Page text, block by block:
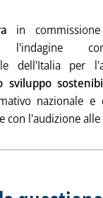
in
l'indagine
dell'Italia per
sviluppo
nazionale
con l'audizione alle